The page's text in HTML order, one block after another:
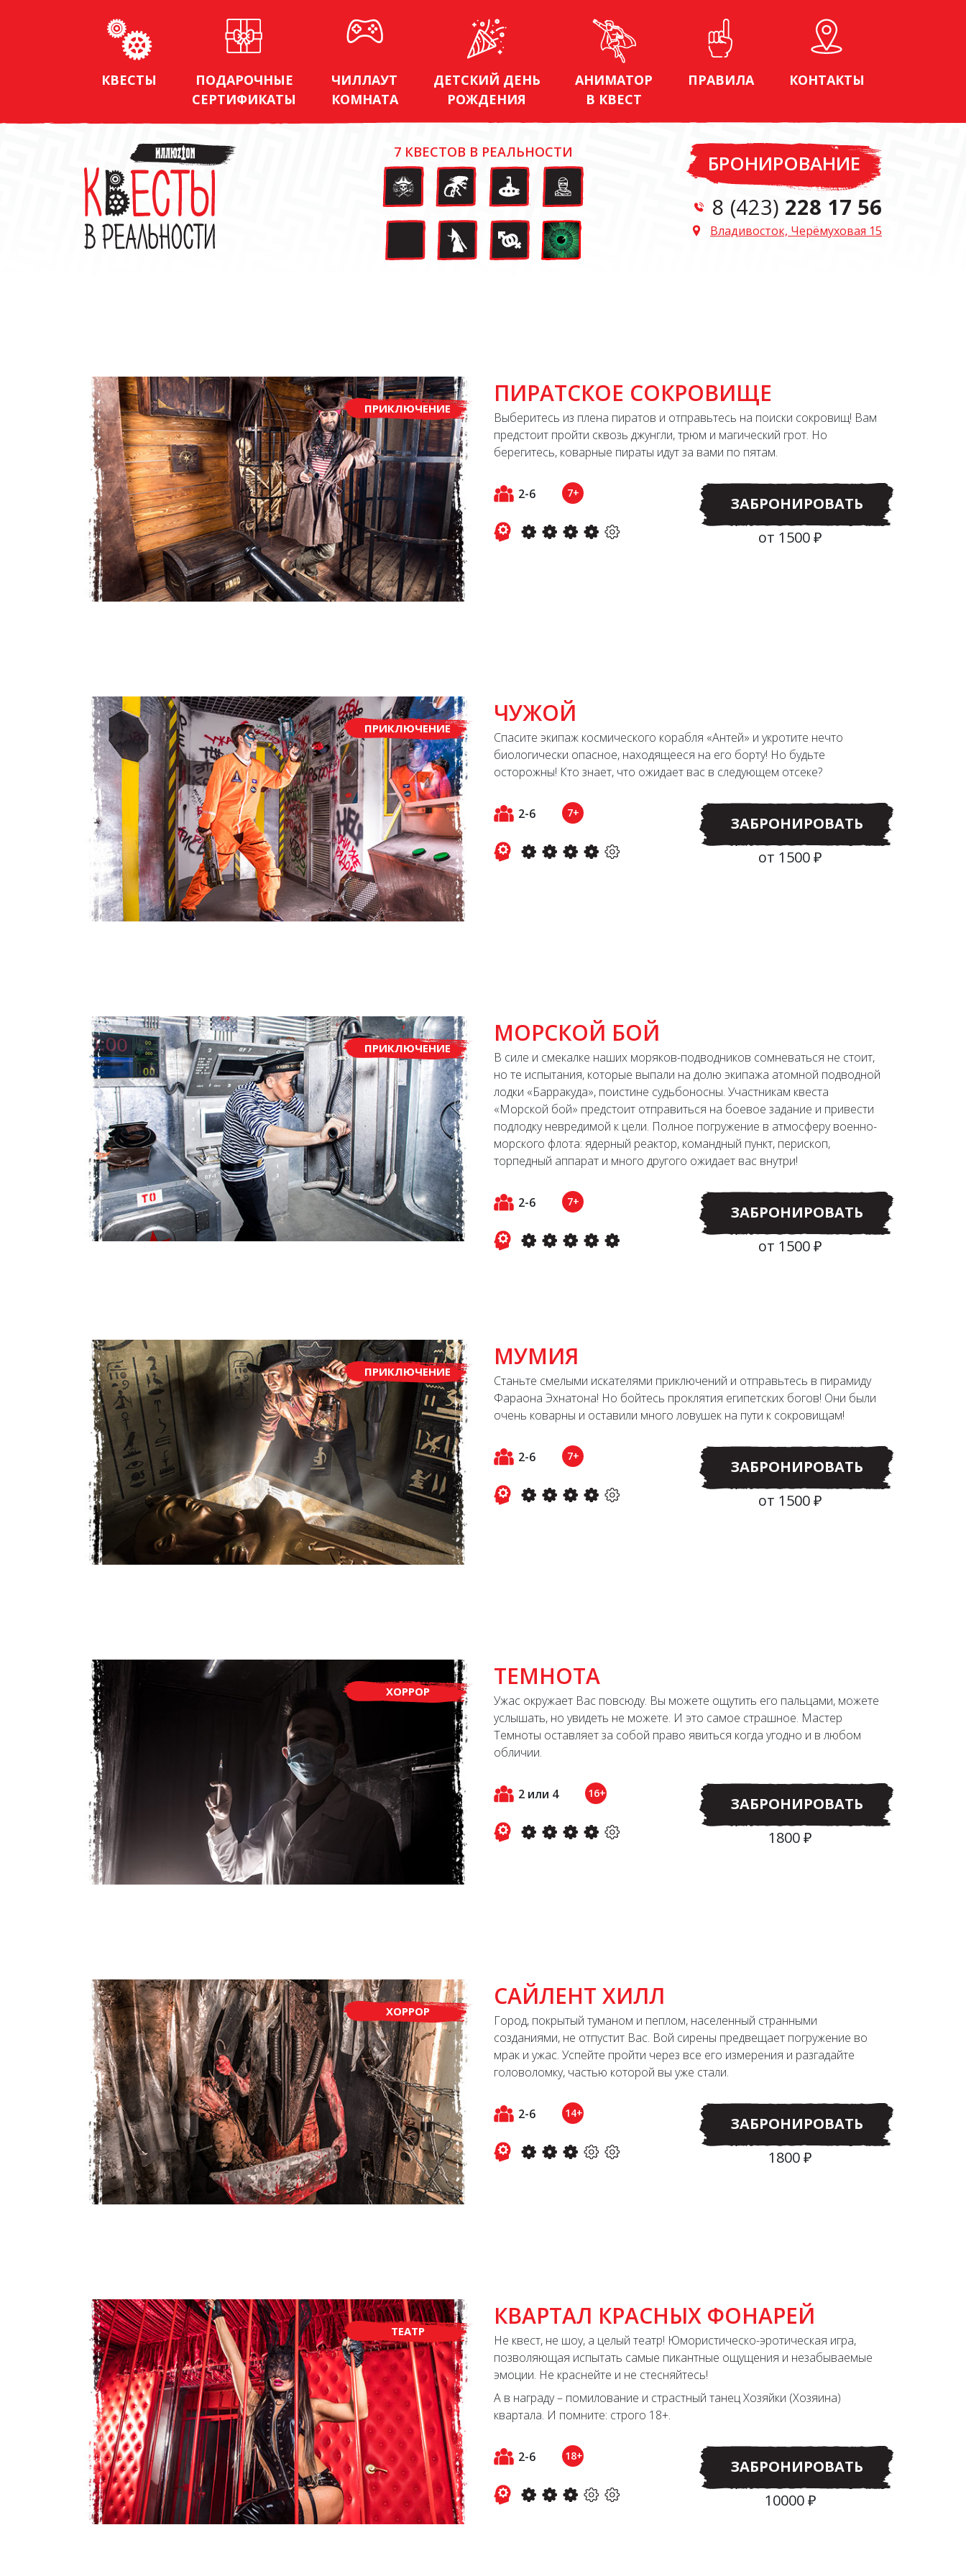
КВЕСТЫ
ПОДАРОЧНЫЕ
СЕРТИФИКАТЫ
ЧИЛЛАУТ
КОМНАТА
ДЕТСКИЙ ДЕНЬ
РОЖДЕНИЯ
АНИМАТОР
В КВЕСТ
ПРАВИЛА КОНТАКТЫ
7 КВЕСТОВ В РЕАЛЬНОСТИ БРОНИРОВАНИЕ
8 (423) 228 17 56
Владивосток, Черёмуховая 15
ПРИКЛЮЧЕНИЕ
ПИРАТСКОЕ СОКРОВИЩЕ
Выберитесь из плена пиратов и отправьтесь на поиски сокровищ! Вам
предстоит пройти сквозь джунгли, трюм и магический грот. Но
берегитесь, коварные пираты идут за вами по пятам.
2-6 7+
ЗАБРОНИРОВАТЬ
от 1500 ₽
ПРИКЛЮЧЕНИЕ
ЧУЖОЙ
Спасите экипаж космического корабля «Антей» и укротите нечто
биологически опасное, находящееся на его борту! Но будьте
осторожны! Кто знает, что ожидает вас в следующем отсеке?
2-6 7+
ЗАБРОНИРОВАТЬ
от 1500 ₽
ПРИКЛЮЧЕНИЕ
МОРСКОЙ БОЙ
В силе и смекалке наших моряков-подводников сомневаться не стоит,
но те испытания, которые выпали на долю экипажа атомной подводной
лодки «Барракуда», поистине судьбоносны. Участникам квеста
«Морской бой» предстоит отправиться на боевое задание и привести
подлодку невредимой к цели. Полное погружение в атмосферу военно-
морского флота: ядерный реактор, командный пункт, перископ,
торпедный аппарат и много другого ожидает вас внутри!
2-6 7+
ЗАБРОНИРОВАТЬ
от 1500 ₽
ПРИКЛЮЧЕНИЕ
МУМИЯ
Станьте смелыми искателями приключений и отправьтесь в пирамиду
Фараона Эхнатона! Но бойтесь проклятия египетских богов! Они были
очень коварны и оставили много ловушек на пути к сокровищам!
2-6 7+
ЗАБРОНИРОВАТЬ
от 1500 ₽
ХОРРОР
ТЕМНОТА
Ужас окружает Вас повсюду. Вы можете ощутить его пальцами, можете
услышать, но увидеть не можете. И это самое страшное. Мастер
Темноты оставляет за собой право явиться когда угодно и в любом
обличии.
2 или 4 16+
ЗАБРОНИРОВАТЬ
1800 ₽
ХОРРОР
САЙЛЕНТ ХИЛЛ
Город, покрытый туманом и пеплом, населенный странными
созданиями, не отпустит Вас. Вой сирены предвещает погружение во
мрак и ужас. Успейте пройти через все его измерения и разгадайте
головоломку, частью которой вы уже стали.
2-6 14+
ЗАБРОНИРОВАТЬ
1800 ₽
ТЕАТР
КВАРТАЛ КРАСНЫХ ФОНАРЕЙ
Не квест, не шоу, а целый театр! Юмористическо-эротическая игра,
позволяющая испытать самые пикантные ощущения и незабываемые
эмоции. Не краснейте и не стесняйтесь!
А в награду – помилование и страстный танец Хозяйки (Хозяина)
квартала. И помните: строго 18+.
2-6 18+
ЗАБРОНИРОВАТЬ
10000 ₽